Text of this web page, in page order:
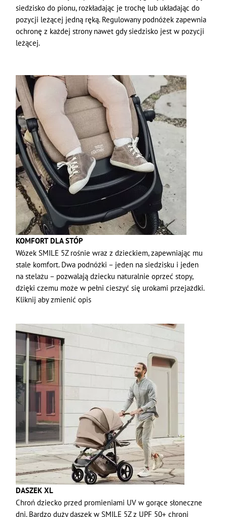
siedzisko do pionu, rozkładając je trochę lub układając do
pozycji leżącej jedną ręką. Regulowany podnóżek zapewnia
ochronę z każdej strony nawet gdy siedzisko jest w pozycji
leżącej.
KOMFORT DLA STÓP
Wózek SMILE 5Z rośnie wraz z dzieckiem, zapewniając mu
stale komfort. Dwa podnóżki – jeden na siedzisku i jeden
na stelażu – pozwalają dziecku naturalnie oprzeć stopy,
dzięki czemu może w pełni cieszyć się urokami przejażdki.
Kliknij aby zmienić opis
DASZEK XL
Chroń dziecko przed promieniami UV w gorące słoneczne
dni. Bardzo duży daszek w SMILE 5Z z UPF 50+ chroni